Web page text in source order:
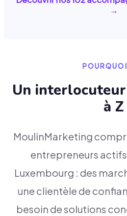
→
Un interlocuteur
à Z
MoulinMarketing
entrepreneurs
Luxembourg : des
une clientèle de
besoin de solutions